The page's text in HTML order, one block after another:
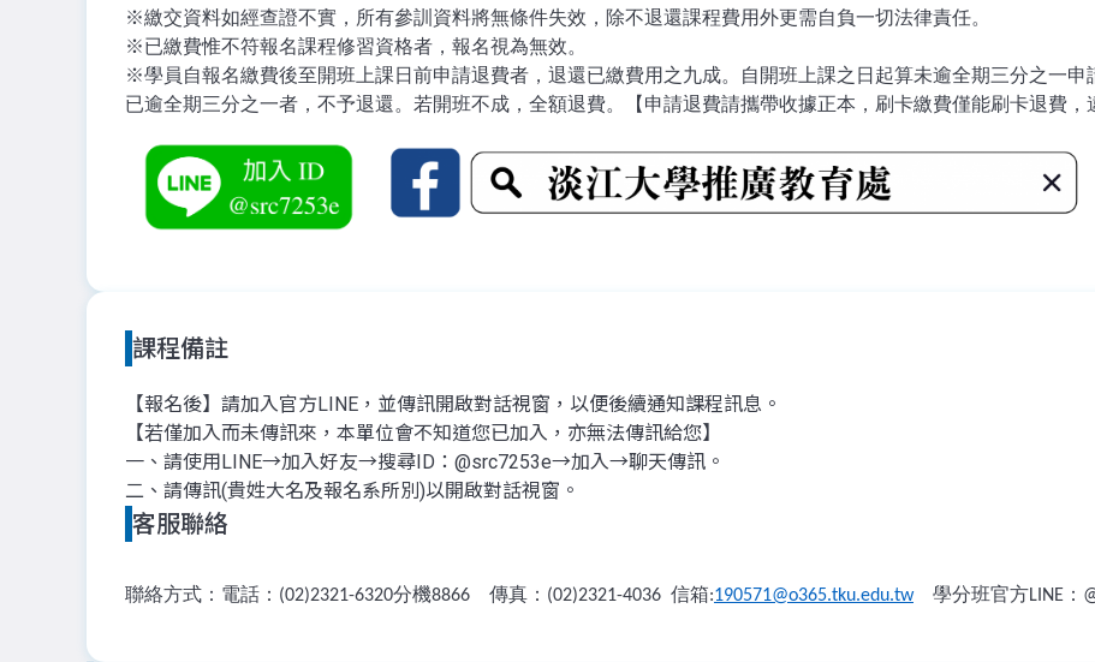
※繳交資料如經查證不實，所有參訓資料將無條件失效，除不退還課程費用外更需自負一切法律責任。
※已繳費惟不符報名課程修習資格者，報名視為無效。
※學員自報名繳費後至開班上課日前申請退費者，退還已繳費用之九成。自開班上課之日起算未逾全期三分之一
已逾全期三分之一者，不予退還。若開班不成，全額退費。【申請退費請攜帶收據正本，刷卡繳費僅能刷卡退費，
課程備註
【報名後】請加入官方LINE，並傳訊開啟對話視窗，以便後續通知課程訊息。
【若僅加入而未傳訊來，本單位會不知道您已加入，亦無法傳訊給您】
一、請使用LINE→加入好友→搜尋ID：@src7253e→加入→聊天傳訊。
二、請傳訊(貴姓大名及報名系所別)以開啟對話視窗。
客服聯絡
聯絡方式：電話： (02)2321-6320分機8866 傳真： (02)2321-4036 信箱:190571@o365.tku.edu.tw 學分班官方LINE ：